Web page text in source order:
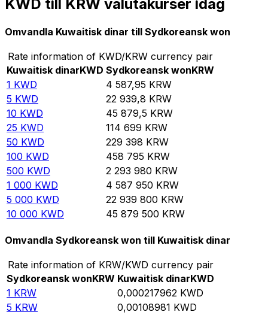
KWD till KRW valutakurser idag
Omvandla Kuwaitisk dinar till Sydkoreansk won
Rate information of KWD/KRW currency pair
Kuwaitisk dinarKWD Sydkoreansk wonKRW
1 KWD 4 587,95 KRW
5 KWD 22 939,8 KRW
10 KWD 45 879,5 KRW
25 KWD 114 699 KRW
50 KWD 229 398 KRW
100 KWD 458 795 KRW
500 KWD 2 293 980 KRW
1 000 KWD 4 587 950 KRW
5 000 KWD 22 939 800 KRW
10 000 KWD 45 879 500 KRW
Omvandla Sydkoreansk won till Kuwaitisk dinar
Rate information of KRW/KWD currency pair
Sydkoreansk wonKRW Kuwaitisk dinarKWD
1 KRW 0,000217962 KWD
5 KRW 0,00108981 KWD